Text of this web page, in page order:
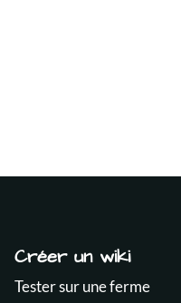
Créer un wiki
Tester sur une ferme